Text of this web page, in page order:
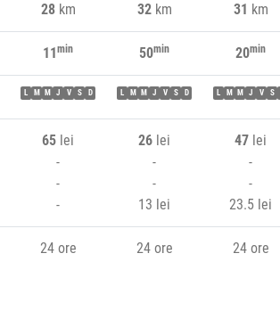
28km 32km 31 km
11min 50min 20min
M M J V S D M M J V S D M M J V S
65 lei
-
-
-
26 lei
-
-
13 lei
47 lei
-
-
23.5 lei
24 ore 24 ore 24 ore